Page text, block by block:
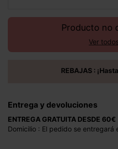
Producto no
Ver
REBAJAS :
Entrega y devoluciones
ENTREGA GRATUITA DESDE 60€
Domicilio : El pedido se entregará